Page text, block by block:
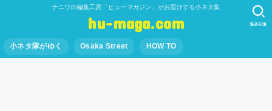
ナニワの編集工房「ヒューマガジン」がお届けする小ネタ集
hu-maga.com
小ネタ隊がゆく Osaka Street HOW TO
SEARCH